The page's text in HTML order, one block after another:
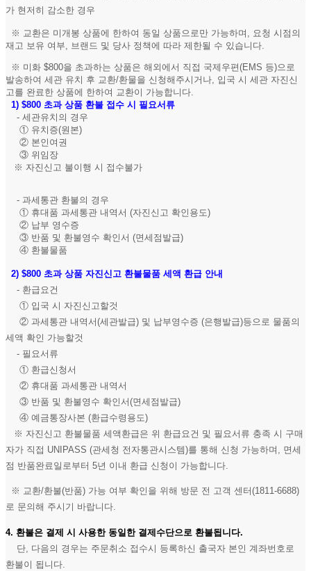
가 현저히 감소한 경우
※ 교환은 미개봉 상품에 한하여 동일 상품으로만 가능하며, 요청 시점의
재고 보유 여부, 브랜드 및 당사 정책에 따라 제한될 수 있습니다.
※ 미화 $800을 초과하는 상품은 해외에서 직접 국제우편(EMS 등)으로
발송하여 세관 유치 후 교환/환물을 신청해주시거나, 입국 시 세관 자진신
고를 완료한 상품에 한하여 교환이 가능합니다.
1) $800 초과 상품 환불 접수 시 필요서류
- 세관유치의 경우
① 유치증(원본)
② 본인여권
③ 위임장
※ 자진신고 불이행 시 접수불가
- 과세통관 환불의 경우
① 휴대품 과세통관 내역서 (자진신고 확인용도)
② 납부 영수증
③ 반품 및 환불영수 확인서 (면세점발급)
④ 환불물품
2) $800 초과 상품 자진신고 환불물품 세액 환급 안내
- 환급요건
① 입국 시 자진신고할것
② 과세통관 내역서(세관발급) 및 납부영수증 (은행발급)등으로 물품의
세액 확인 가능할것
- 필요서류
① 환급신청서
② 휴대품 과세통관 내역서
③ 반품 및 환불영수 확인서(면세점발급)
④ 예금통장사본 (환급수령용도)
※ 자진신고 환불물품 세액환급은 위 환급요건 및 필요서류 충족 시 구매
자가 직접 UNIPASS (관세청 전자통관시스템)를 통해 신청 가능하며, 면세
점 반품완료일로부터 5년 이내 환급 신청이 가능합니다.
※ 교환/환불(반품) 가능 여부 확인을 위해 방문 전 고객 센터(1811-6688)
로 문의해 주시기 바랍니다.
4. 환불은 결제 시 사용한 동일한 결제수단으로 환불됩니다.
단, 다음의 경우는 주문취소 접수시 등록하신 출국자 본인 계좌번호로
환불이 됩니다.